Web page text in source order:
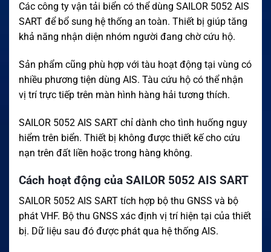
Các công ty vận tải biển có thể dùng SAILOR 5052 AIS
SART để bổ sung hệ thống an toàn. Thiết bị giúp tăng
khả năng nhận diện nhóm người đang chờ cứu hộ.
Sản phẩm cũng phù hợp với tàu hoạt động tại vùng có
nhiều phương tiện dùng AIS. Tàu cứu hộ có thể nhận
vị trí trực tiếp trên màn hình hàng hải tương thích.
SAILOR 5052 AIS SART chỉ dành cho tình huống nguy
hiểm trên biển. Thiết bị không được thiết kế cho cứu
nạn trên đất liền hoặc trong hàng không.
Cách hoạt động của SAILOR 5052 AIS SART
SAILOR 5052 AIS SART tích hợp bộ thu GNSS và bộ
phát VHF. Bộ thu GNSS xác định vị trí hiện tại của thiết
bị. Dữ liệu sau đó được phát qua hệ thống AIS.